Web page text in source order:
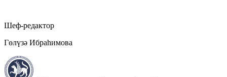
Шеф-редактор
Гөлүзә Ибраһимова